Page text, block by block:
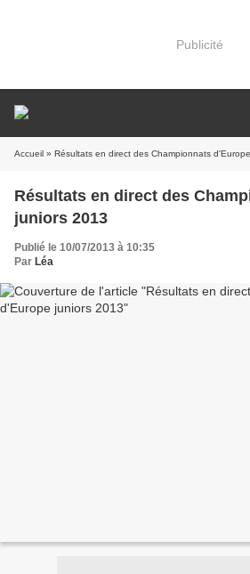
Publicité
Accueil » Résultats en direct des Championnats
Résultats en direct des
juniors 2013
Publié le 10/07/2013 à 10:35
Par Léa